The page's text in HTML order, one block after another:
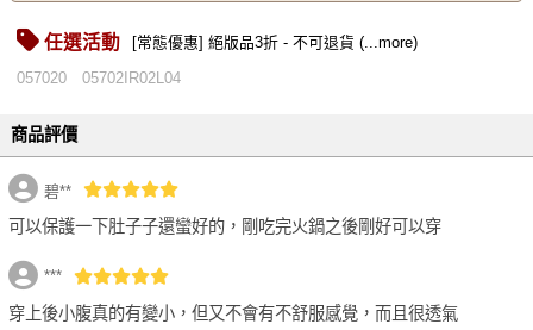
任選活動 [常態優惠] 絕版品3折 - 不可退貨 (...more)
057020 05702IR02L04
商品評價
碧**
可以保護一下肚子子還蠻好的，剛吃完火鍋之後剛好可以穿
***
穿上後小腹真的有變小，但又不會有不舒服感覺，而且很透氣